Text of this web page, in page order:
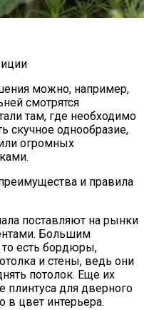
На Участке
можно, например,
смотрятся
там, где необходимо
скучное однообразие,
огромных
поставляют на рынки
Большим
есть бордюры,
и стены, ведь они
потолок. Еще их
плинтуса для дверного
в цвет интерьера.